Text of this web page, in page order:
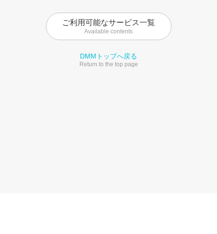
ご利用可能なサービス一覧
Available contents
DMMトップへ戻る
Return to the top page